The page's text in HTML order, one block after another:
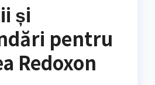
și
pentru
Redoxon